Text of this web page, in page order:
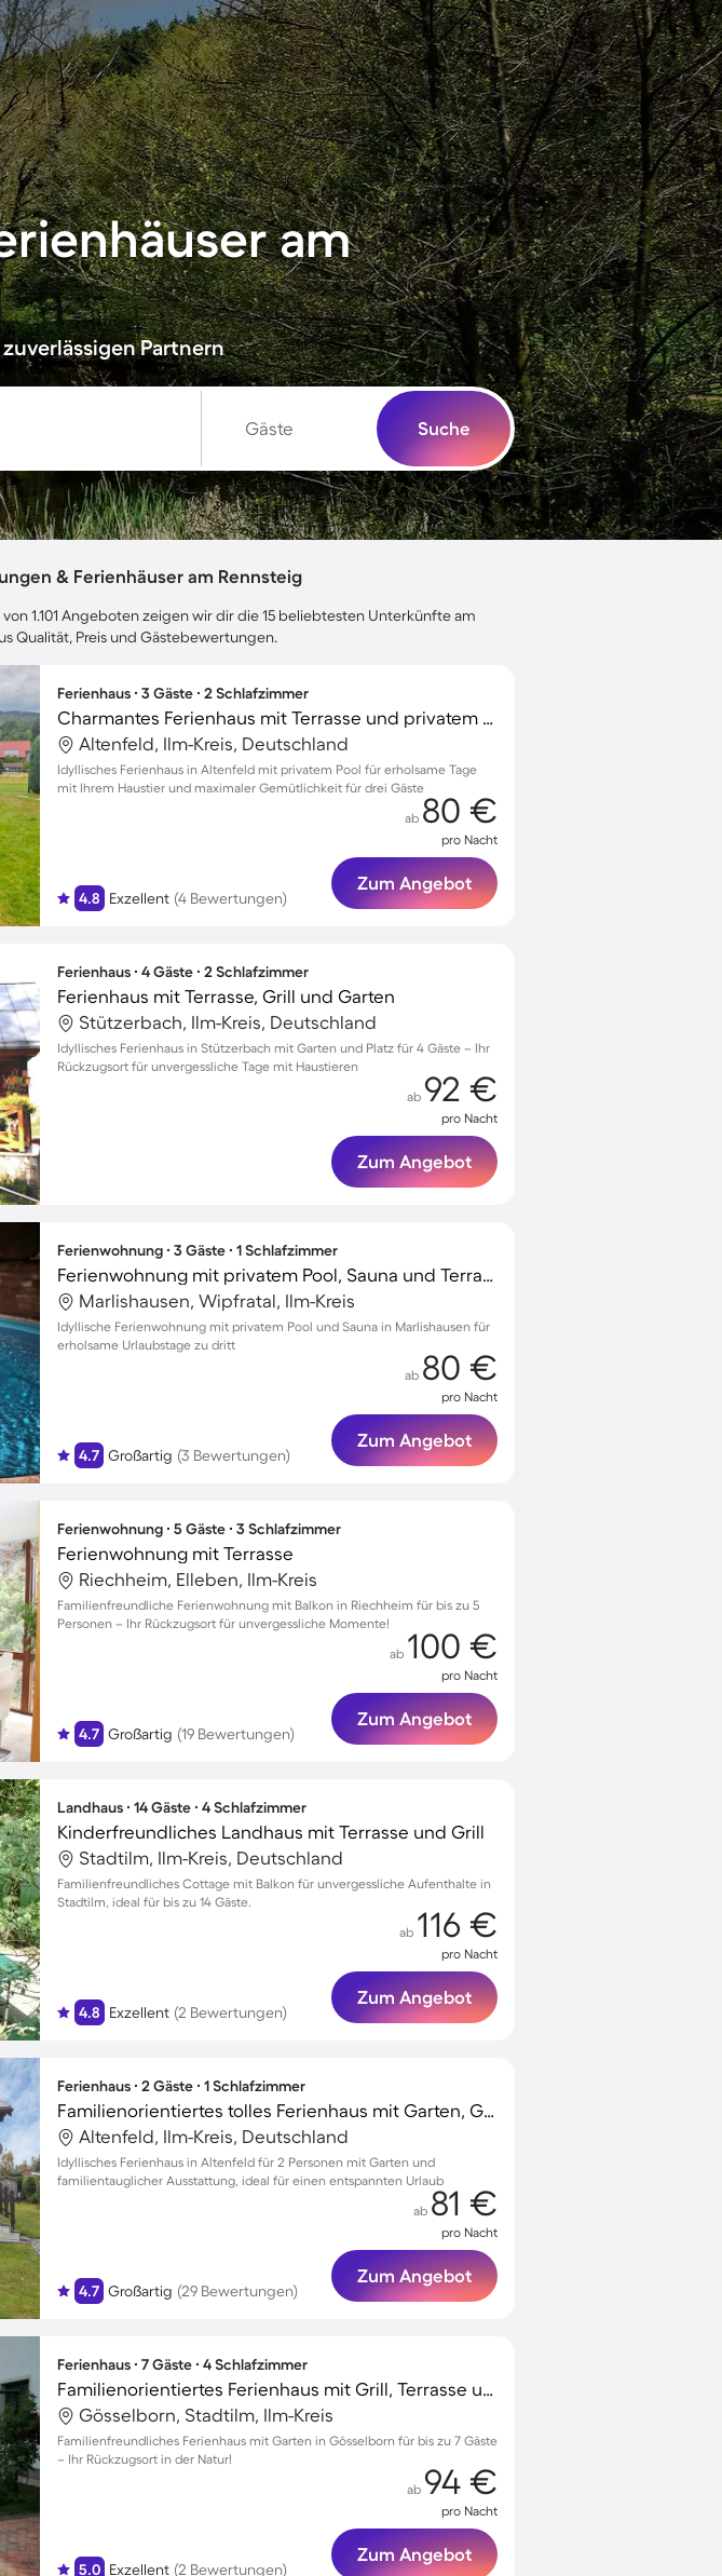
am
Partnern
Gäste Suche
& Ferienhäuser am Rennsteig
1.101 Angeboten zeigen wir dir die 15 beliebtesten Unterkünfte am
Qualität, Preis und Gästebewertungen.
Ferienhaus ∙ 3 Gäste ∙ 2 Schlafzimmer
Charmantes Ferienhaus mit Terrasse und privatem Pool | Haustiere sind willkommen
Altenfeld, Ilm-Kreis, Deutschland
Idyllisches Ferienhaus in Altenfeld mit privatem Pool für erholsame Tage
mit Ihrem Haustier und maximaler Gemütlichkeit für drei Gäste
4.8 Exzellent (4 Bewertungen)
ab 80 €
pro Nacht
Zum Angebot
Ferienhaus ∙ 4 Gäste ∙ 2 Schlafzimmer
Ferienhaus mit Terrasse, Grill und Garten
Stützerbach, Ilm-Kreis, Deutschland
Idyllisches Ferienhaus in Stützerbach mit Garten und Platz für 4 Gäste – Ihr
Rückzugsort für unvergessliche Tage mit Haustieren
ab 92 €
pro Nacht
Zum Angebot
Ferienwohnung ∙ 3 Gäste ∙ 1 Schlafzimmer
Ferienwohnung mit privatem Pool, Sauna und Terrasse
Marlishausen, Wipfratal, Ilm-Kreis
Idyllische Ferienwohnung mit privatem Pool und Sauna in Marlishausen für
erholsame Urlaubstage zu dritt
4.7 Großartig (3 Bewertungen)
ab 80 €
pro Nacht
Zum Angebot
Ferienwohnung ∙ 5 Gäste ∙ 3 Schlafzimmer
Ferienwohnung mit Terrasse
Riechheim, Elleben, Ilm-Kreis
Familienfreundliche Ferienwohnung mit Balkon in Riechheim für bis zu 5
Personen – Ihr Rückzugsort für unvergessliche Momente!
4.7 Großartig (19 Bewertungen)
ab 100 €
pro Nacht
Zum Angebot
Landhaus ∙ 14 Gäste ∙ 4 Schlafzimmer
Kinderfreundliches Landhaus mit Terrasse und Grill
Stadtilm, Ilm-Kreis, Deutschland
Familienfreundliches Cottage mit Balkon für unvergessliche Aufenthalte in
Stadtilm, ideal für bis zu 14 Gäste.
4.8 Exzellent (2 Bewertungen)
ab 116 €
pro Nacht
Zum Angebot
Ferienhaus ∙ 2 Gäste ∙ 1 Schlafzimmer
Familienorientiertes tolles Ferienhaus mit Garten, Grill und Terrasse | Haustiere sind willkommen
Altenfeld, Ilm-Kreis, Deutschland
Idyllisches Ferienhaus in Altenfeld für 2 Personen mit Garten und
familientauglicher Ausstattung, ideal für einen entspannten Urlaub
4.7 Großartig (29 Bewertungen)
ab 81 €
pro Nacht
Zum Angebot
Ferienhaus ∙ 7 Gäste ∙ 4 Schlafzimmer
Familienorientiertes Ferienhaus mit Grill, Terrasse und Garten
Gösselborn, Stadtilm, Ilm-Kreis
Familienfreundliches Ferienhaus mit Garten in Gösselborn für bis zu 7 Gäste
– Ihr Rückzugsort in der Natur!
5.0 Exzellent (2 Bewertungen)
ab 94 €
pro Nacht
Zum Angebot